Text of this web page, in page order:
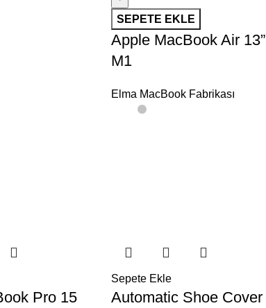
SEPETE EKLE
Apple MacBook Air 13”
M1
Elma MacBook Fabrikası
Pro 15
Sepete Ekle
Automatic Shoe Cover